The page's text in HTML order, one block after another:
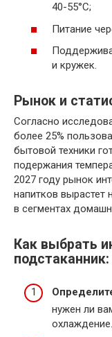
40-55°C;
Питание
и кружек.
Рынок и
Согласно
более 25%
бытовой техники
подержания
2027 году рынок
напитков вырастет
в сегментах
Как выбрать
нужен ли
охлаждение.